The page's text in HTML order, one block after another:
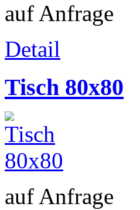
auf Anfrage
Detail
Tisch 80x80
auf Anfrage